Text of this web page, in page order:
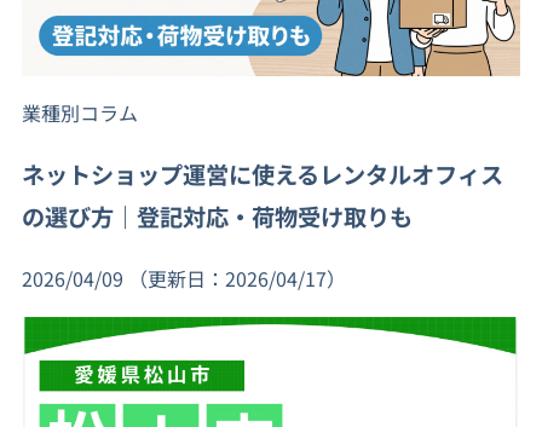
業種別コラム
ネットショップ運営に使えるレンタルオフィス
の選び方｜登記対応・荷物受け取りも
2026/04/09 （更新日：2026/04/17）